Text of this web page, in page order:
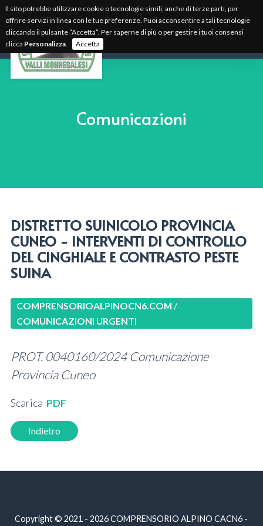
Comunicazioni
DISTRETTO SUINICOLO PROVINCIA
CUNEO - INTERVENTI DI CONTROLLO
DEL CINGHIALE E CONTRASTO PESTE
SUINA
COMPRENSORIOALPINOCN6.COM /
COMUNICAZIONI URGENTI
PROT. 0040160/2024 Comunicazione
Provincia Cuneo
Scarica PDF
Indietro
Copyright © 2021 - 2026 COMPRENSORIO ALPINO CACN6 -
Il sito potrebbe utilizzare cookie o tecnologie simili, anche di terze parti, per
offrire servizi in linea con le tue preferenze. Puoi acconsentire a tali tecnologie
cliccando il pulsante “Accetta”. Per saperne di più o per gestire i tuoi consensi
clicca Personalizza. Accetta